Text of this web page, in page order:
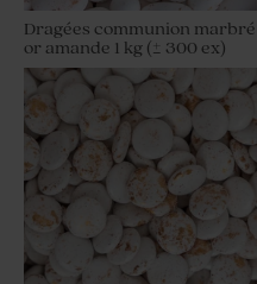
Dragées communion marbré
or amande 1 kg (± 300 ex)